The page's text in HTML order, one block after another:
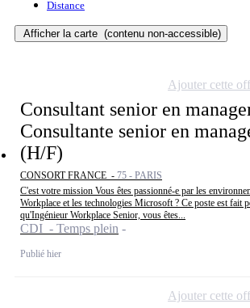
Distance
Afficher la carte (contenu non-accessible)
Consultant senior en
Consultante senior en
(H/F)
CONSORT FRANCE - 75 - PARIS
C'est votre mission Vous êtes passionné-e par les
Workplace et les technologies Microsoft ? Ce poste est fait
qu'Ingénieur Workplace Senior, vous êtes...
CDI - Temps plein
Publié hier
Ajouter cette
Ajouter cette